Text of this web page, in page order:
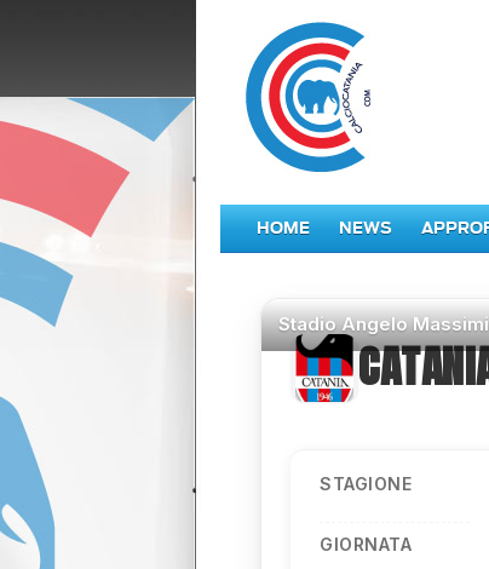
HOME NEWS
StadioAngelo
STAGIONE
GIORNATA